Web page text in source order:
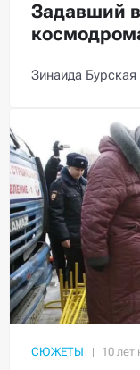
Задавший
Зинаида Бурская
СЮЖЕТЫ